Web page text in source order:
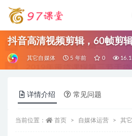
抖音高清视频剪辑，60帧剪
其它自媒体 5 年前 0
详情介绍 常见问题
当前位置： 首页 自媒体运营 其